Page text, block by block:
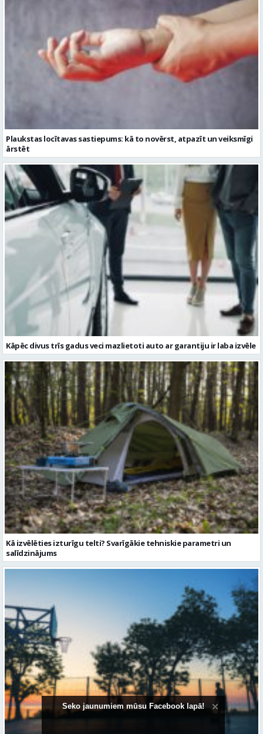
Plaukstas locītavas sastiepums: kā to novērst, atpazīt un veiksmīgi
Kāpēc divus trīs gadus veci mazlietoti auto ar garantiju ir laba izvēle
Kā izvēlēties izturīgu telti? Svarīgākie tehniskie parametri un
salīdzinājums
Sporta vakari kļūst par daļu no Valmieras pilsētas ritma
Seko jaunumiem mūsu Facebook lapā!